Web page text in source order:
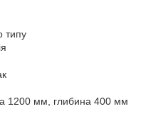
типу
1200 мм, глибина 400 мм